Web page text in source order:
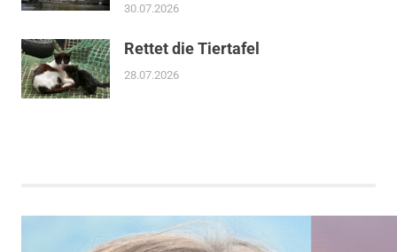
30.07.2026
Rettet die Tiertafel
28.07.2026